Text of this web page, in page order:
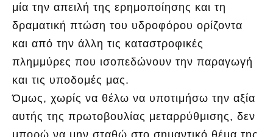
μία την απειλή της ερημοποίησης και τη
δραματική πτώση του υδροφόρου ορίζοντα
και από την άλλη τις καταστροφικές
πλημμύρες που ισοπεδώνουν την παραγωγή
και τις υποδομές μας.
Όμως, χωρίς να θέλω να υποτιμήσω την αξία
αυτής της πρωτοβουλίας μεταρρύθμισης, δεν